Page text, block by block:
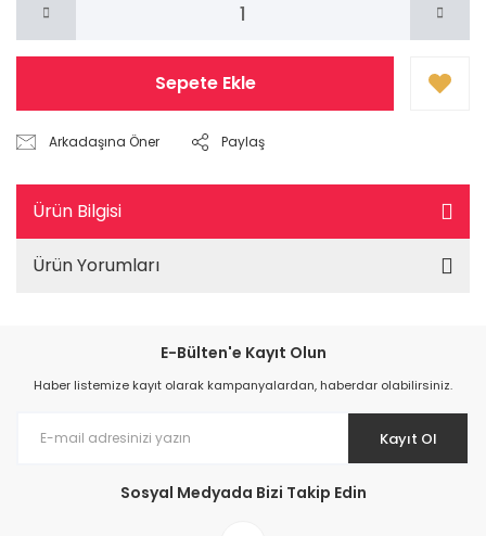
Sepete Ekle
Arkadaşına Öner Paylaş
Ürün Bilgisi
Ürün Yorumları
E-Bülten'e Kayıt Olun
Haber listemize kayıt olarak kampanyalardan, haberdar olabilirsiniz.
Kayıt Ol
Sosyal Medyada Bizi Takip Edin